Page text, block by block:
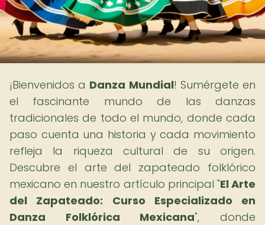
¡Bienvenidos a Danza Mundial! Sumérgete en
el fascinante mundo de las danzas
tradicionales de todo el mundo, donde cada
paso cuenta una historia y cada movimiento
refleja la riqueza cultural de su origen.
Descubre el arte del zapateado folklórico
mexicano en nuestro artículo principal "El Arte
del Zapateado: Curso Especializado en
Danza Folklórica Mexicana", donde